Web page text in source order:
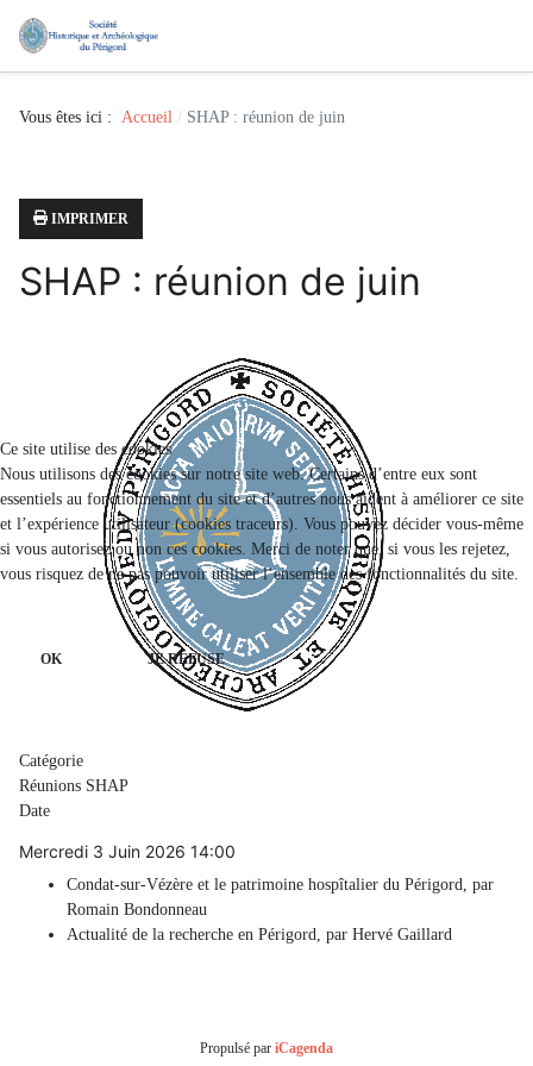
Vous êtes ici : Accueil SHAP : réunion de juin
IMPRIMER
SHAP : réunion de juin
Catégorie
Réunions SHAP
Date
Mercredi 3 Juin 2026 14:00
Condat-sur-Vézère et le patrimoine hospîtalier du Périgord, par
Romain Bondonneau
Actualité de la recherche en Périgord, par Hervé Gaillard
Propulsé par iCagenda
Ce site utilise des cookies
Nous utilisons des cookies sur notre site web. Certains d’entre eux sont
essentiels au fonctionnement du site et d’autres nous aident à améliorer ce site
et l’expérience utilisateur (cookies traceurs). Vous pouvez décider vous-même
si vous autorisez ou non ces cookies. Merci de noter que, si vous les rejetez,
vous risquez de ne pas pouvoir utiliser l’ensemble des fonctionnalités du site.
OK JE REFUSE